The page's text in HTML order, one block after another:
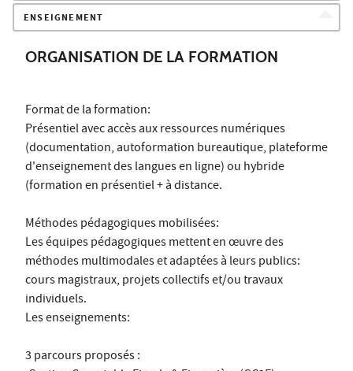
ENSEIGNEMENT
ORGANISATION DE LA FORMATION
Format de la formation:
Présentiel avec accès aux ressources numériques
(documentation, autoformation bureautique, plateforme
d'enseignement des langues en ligne) ou hybride
(formation en présentiel + à distance.
Méthodes pédagogiques mobilisées:
Les équipes pédagogiques mettent en œuvre des
méthodes multimodales et adaptées à leurs publics:
cours magistraux, projets collectifs et/ou travaux
individuels.
Les enseignements:
3 parcours proposés :